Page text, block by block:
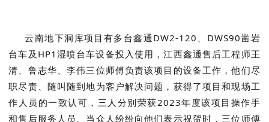
云南地下洞库项目有多台鑫通DW2-120、DWS90凿岩
台车及HP1湿喷台车设备投入使用，江西鑫通售后工程师王
清、鲁志华、李伟三位师傅负责该项目的设备工作，他们尽
职尽责、随叫随到地为客户解决问题，获得了项目和现场工
作人员的一致认可，三人分别荣获2023年度该项目操作手
和售后服务人员。当众人纷纷向他们表示祝贺时，三位师傅